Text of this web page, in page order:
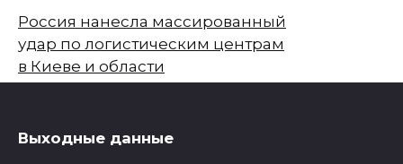
Россия нанесла массированный
удар по логистическим центрам
в Киеве и области
Выходные данные